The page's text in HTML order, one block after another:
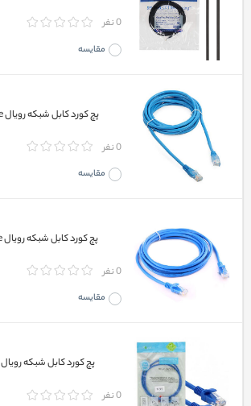
0 نفر
مقایسه
پچ کورد کابل شبکه رویال CAT6e طول 3 متر
0 نفر
مقایسه
پچ کورد کابل شبکه رویال CAT5e طول 3 متر
0 نفر
مقایسه
پچ کورد کابل شبکه رویال CAT5 طول 1 متر
0 نفر